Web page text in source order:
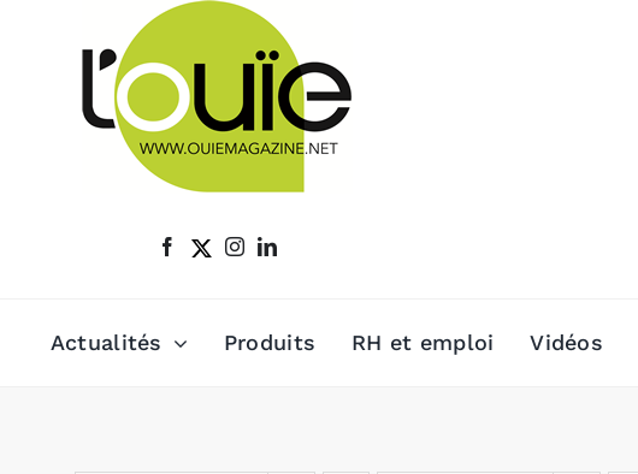
Actualités Produits RH et emploi Vidéos